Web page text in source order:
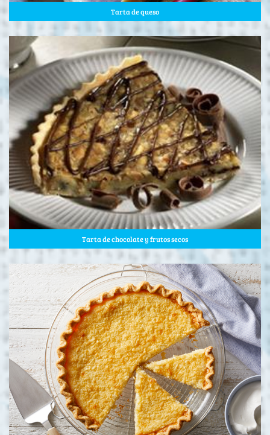
Tarta de queso
Tarta de chocolate y frutos secos